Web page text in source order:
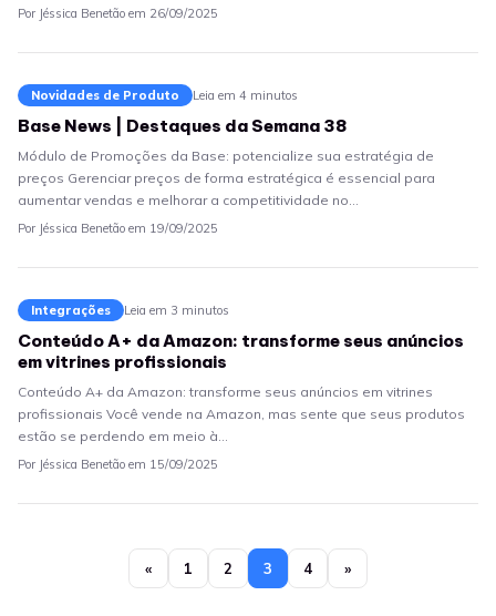
Por Jéssica Benetão em 26/09/2025
Novidades de Produto Leia em 4 minutos
Base News | Destaques da Semana 38
Módulo de Promoções da Base: potencialize sua estratégia de
preços Gerenciar preços de forma estratégica é essencial para
aumentar vendas e melhorar a competitividade no…
Por Jéssica Benetão em 19/09/2025
Integrações Leia em 3 minutos
Conteúdo A+ da Amazon: transforme seus anúncios
em vitrines profissionais
Conteúdo A+ da Amazon: transforme seus anúncios em vitrines
profissionais Você vende na Amazon, mas sente que seus produtos
estão se perdendo em meio à…
Por Jéssica Benetão em 15/09/2025
« 1 2 3 4 »